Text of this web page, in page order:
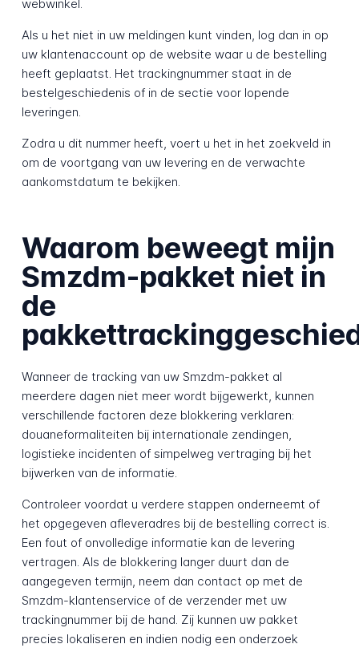
webwinkel.
Als u het niet in uw meldingen kunt vinden, log dan in op
uw klantenaccount op de website waar u de bestelling
heeft geplaatst. Het trackingnummer staat in de
bestelgeschiedenis of in de sectie voor lopende
leveringen.
Zodra u dit nummer heeft, voert u het in het zoekveld in
om de voortgang van uw levering en de verwachte
aankomstdatum te bekijken.
Waarom beweegt mijn
Smzdm-pakket niet in
de
Wanneer de tracking van uw Smzdm-pakket al
meerdere dagen niet meer wordt bijgewerkt, kunnen
verschillende factoren deze blokkering verklaren:
douaneformaliteiten bij internationale zendingen,
logistieke incidenten of simpelweg vertraging bij het
bijwerken van de informatie.
Controleer voordat u verdere stappen onderneemt of
het opgegeven afleveradres bij de bestelling correct is.
Een fout of onvolledige informatie kan de levering
vertragen. Als de blokkering langer duurt dan de
aangegeven termijn, neem dan contact op met de
Smzdm-klantenservice of de verzender met uw
trackingnummer bij de hand. Zij kunnen uw pakket
precies lokaliseren en indien nodig een onderzoek